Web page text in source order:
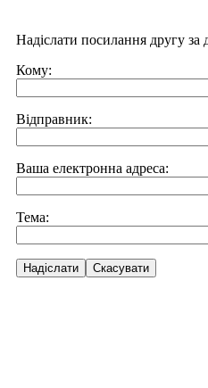
Надіслати посилання другу
Кому:
Відправник:
Ваша електронна адреса:
Тема:
Надіслати Скасувати